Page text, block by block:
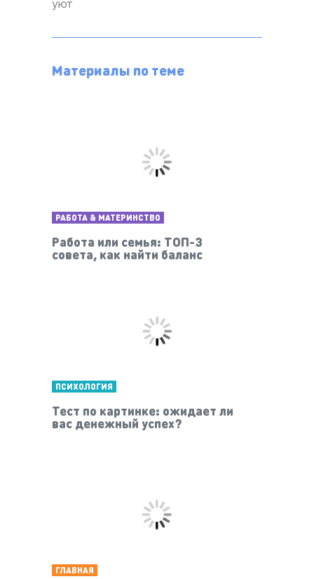
уют
Материалы по теме
РАБОТА & МАТЕРИНСТВО
Работа или семья: ТОП-3
совета, как найти баланс
ПСИХОЛОГИЯ
Тест по картинке: ожидает ли
вас денежный успех?
ГЛАВНАЯ